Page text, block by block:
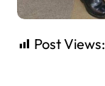
Post Views: